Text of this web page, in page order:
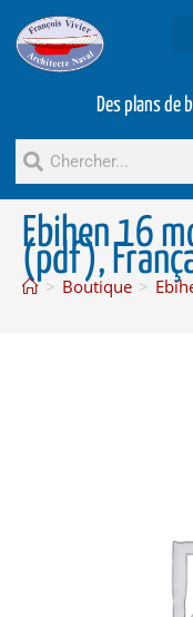
Des plans de
Ebihen 16
(pdf),
> Boutique >